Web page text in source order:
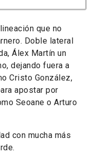
que no
Doble lateral
Álex Martín un
dejando fuera a
Cristo González,
apostar por
Seoane o Arturo
con mucha más